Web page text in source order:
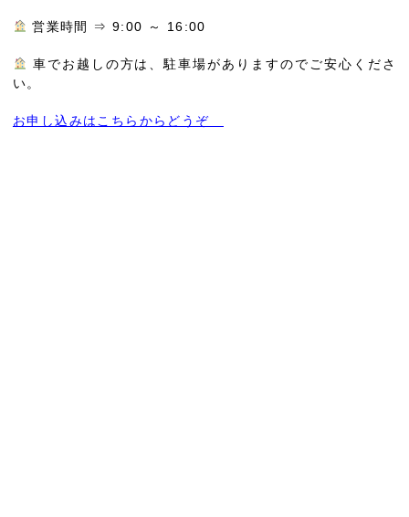
営業時間 ⇒ 9:00 ～ 16:00
車でお越しの方は、駐車場がありますのでご安心くださ
い。
お申し込みはこちらからどうぞ